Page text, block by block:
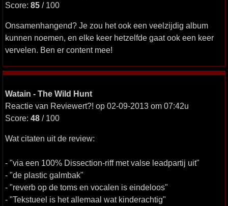
Score: 85 / 100
Onsamenhangend? Je zou het ook een veelzijdig album
kunnen noemen, en elke keer hetzelfde gaat ook een keer
vervelen. Ben er content mee!
Watain - The Wild Hunt
Reactie van Reviewert?! op 02-09-2013 om 07:42u
Score: 48 / 100
Wat citaten uit de review:
- "via een 100% Dissection-riff met valse leadpartij uit"
- "de plastic galmbak"
- "reverb op de toms en vocalen is eindeloos"
- "Tekstueel is het allemaal wat kinderachtig"